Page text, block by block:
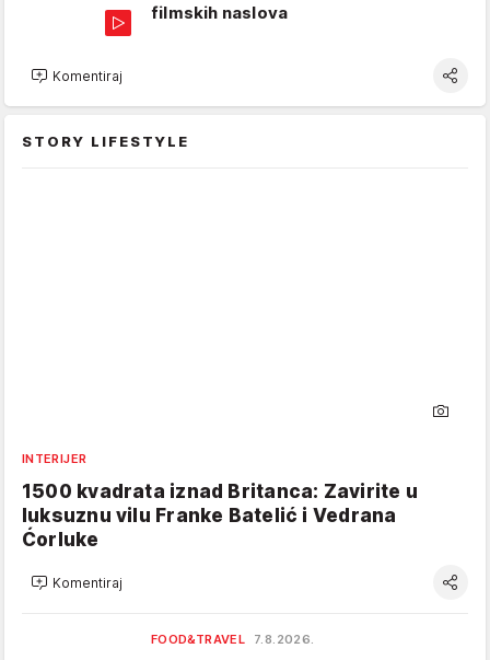
filmskih naslova
Komentiraj
STORY LIFESTYLE
INTERIJER
1500 kvadrata iznad Britanca: Zavirite u
luksuznu vilu Franke Batelić i Vedrana
Ćorluke
Komentiraj
FOOD&TRAVEL 7.8.2026.